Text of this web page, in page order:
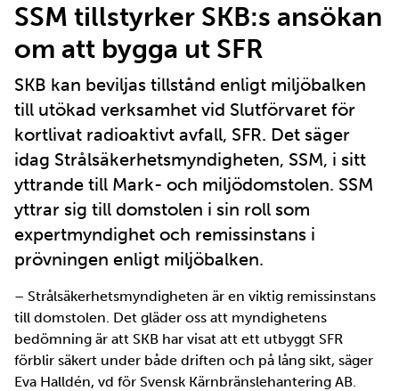
SSM tillstyrker SKB:s ansökan
om att bygga ut SFR
SKB kan beviljas tillstånd enligt miljöbalken
till utökad verksamhet vid Slutförvaret för
kortlivat radioaktivt avfall, SFR. Det säger
idag Strålsäkerhetsmyndigheten, SSM, i sitt
yttrande till Mark- och miljödomstolen. SSM
yttrar sig till domstolen i sin roll som
expertmyndighet och remissinstans i
prövningen enligt miljöbalken.
– Strålsäkerhetsmyndigheten är en viktig remissinstans
till domstolen. Det gläder oss att myndighetens
bedömning är att SKB har visat att ett utbyggt SFR
förblir säkert under både driften och på lång sikt, säger
Eva Halldén, vd för Svensk Kärnbränslehantering AB.